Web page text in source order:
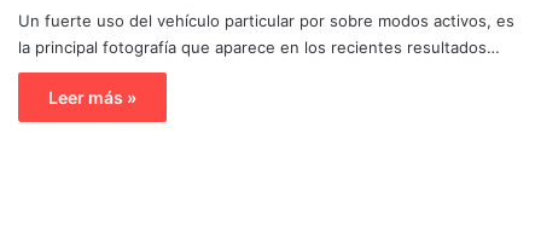
Un fuerte uso del vehículo particular por sobre modos activos, es
la principal fotografía que aparece en los recientes resultados…
Leer más »